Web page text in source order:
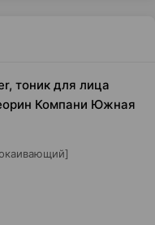
тоник для лица
Компани Южная